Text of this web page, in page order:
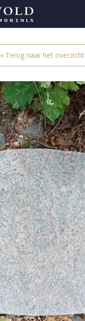
« Terug naar het overzicht